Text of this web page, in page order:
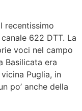
recentissimo
622 DTT. La
voci nel campo
Basilicata era
vicina Puglia, in
po’ anche della